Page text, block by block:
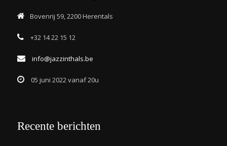
Bovenrij 59, 2200 Herentals
+32 14 22 15 12
info@jazzinthals.be
05 juni 2022 vanaf 20u
Recente berichten